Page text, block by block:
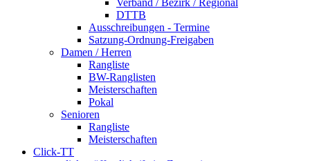
Verband / Bezirk / Regional
DTTB
Ausschreibungen - Termine
Satzung-Ordnung-Freigaben
Damen / Herren
Rangliste
BW-Ranglisten
Meisterschaften
Pokal
Senioren
Rangliste
Meisterschaften
Click-TT